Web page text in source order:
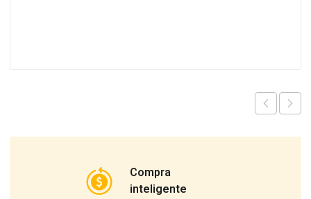
Compra
inteligente